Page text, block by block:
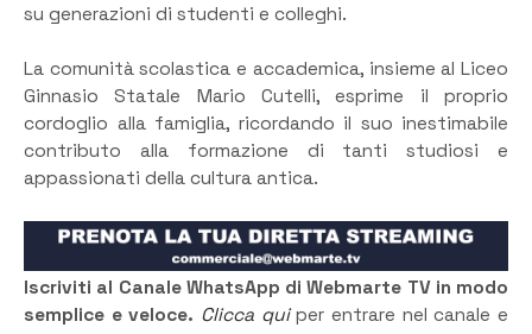
su generazioni di studenti e colleghi.
La comunità scolastica e accademica, insieme al Liceo
Ginnasio Statale Mario Cutelli, esprime il proprio
cordoglio alla famiglia, ricordando il suo inestimabile
contributo alla formazione di tanti studiosi e
appassionati della cultura antica.
Iscriviti al Canale WhatsApp di Webmarte TV in modo
semplice e veloce. Clicca quiper entrare nel canale e